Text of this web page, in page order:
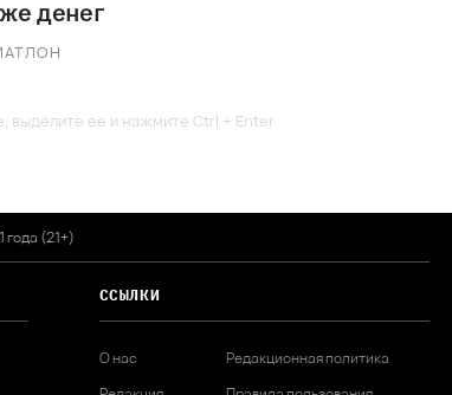
денег
выделите ее и нажмите Ctrl + Enter
(21+)
ССЫЛКИ
О нас
Редакционная политика